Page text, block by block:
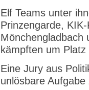
Elf Teams unter
Prinzengarde,
Mönchengladbach
kämpften um Platz
Eine Jury aus
unlösbare